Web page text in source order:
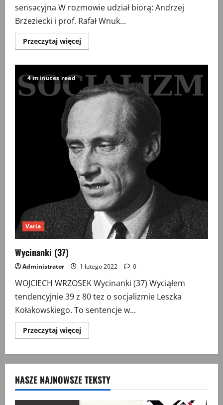
sensacyjna W rozmowie udział biorą: Andrzej
Brzeziecki i prof. Rafał Wnuk...
Przeczytaj więcejPrzeczytaj
więcej
agenci
Historia
jak
powieść
sensacyjna
4 minutes read
Varia
Wycinanki (37)
Administrator 1 lutego 2022 0
WOJCIECH WRZOSEK Wycinanki (37) Wyciąłem
tendencyjnie 39 z 80 tez o socjalizmie Leszka
Kołakowskiego. To sentencje w...
Przeczytaj więcejPrzeczytaj
więcej
NASZE NAJNOWSZE TEKSTY